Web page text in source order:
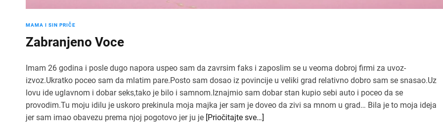
MAMA I SIN PRIČE
Zabranjeno Voce
Imam 26 godina i posle dugo napora uspeo sam da zavrsim faks i zaposlim se u veoma dobroj firmi za uvoz-
izvoz.Ukratko poceo sam da mlatim pare.Posto sam dosao iz povincije u veliki grad relativno dobro sam se snasao.Uz
lovu ide uglavnom i dobar seks,tako je bilo i samnom.Iznajmio sam dobar stan kupio sebi auto i poceo da se
provodim.Tu moju idilu je uskoro prekinula moja majka jer sam je doveo da zivi sa mnom u grad… Bila je to moja ideja
jer sam imao obavezu prema njoj pogotovo jer ju je [Priočitajte sve…]